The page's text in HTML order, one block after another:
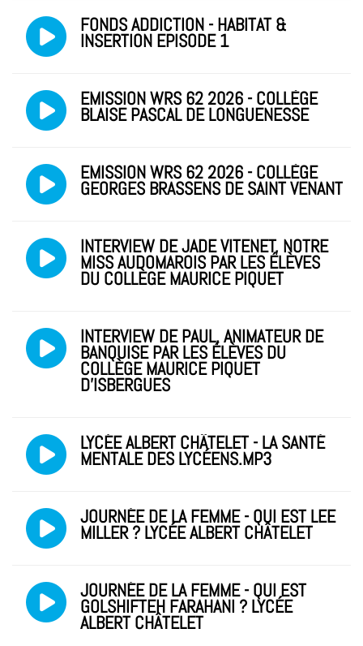
FONDS ADDICTION - HABITAT &
INSERTION EPISODE 1
EMISSION WRS 62 2026 - COLLÈGE
BLAISE PASCAL DE LONGUENESSE
EMISSION WRS 62 2026 - COLLÈGE
GEORGES BRASSENS DE SAINT VENANT
INTERVIEW DE JADE VITENET, NOTRE
MISS AUDOMAROIS PAR LES ÉLÈVES
DU COLLÈGE MAURICE PIQUET
INTERVIEW DE PAUL, ANIMATEUR DE
BANQUISE PAR LES ÉLÈVES DU
COLLÈGE MAURICE PIQUET
D'ISBERGUES
LYCÉE ALBERT CHÂTELET - LA SANTÉ
MENTALE DES LYCÉENS.MP3
JOURNÉE DE LA FEMME - QUI EST LEE
MILLER ? LYCÉE ALBERT CHÂTELET
JOURNÉE DE LA FEMME - QUI EST
GOLSHIFTEH FARAHANI ? LYCÉE
ALBERT CHÂTELET